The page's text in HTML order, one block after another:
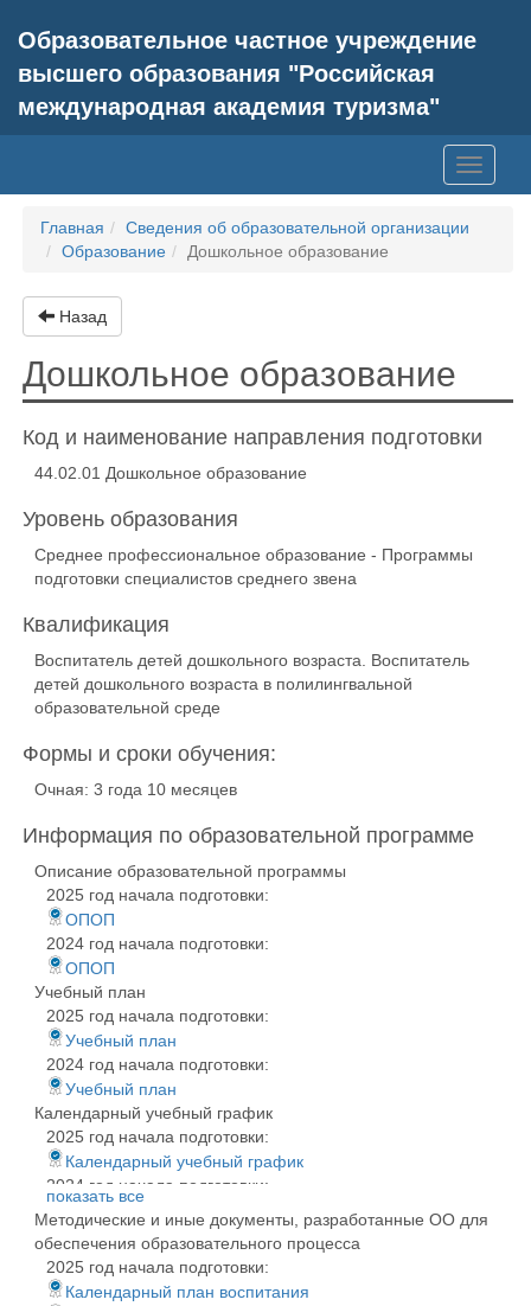
Образовательное частное учреждение
высшего образования "Российская
международная академия туризма"
Toggle
Главная
Сведения об образовательной организации
Образование
Дошкольное образование
Назад
Дошкольное образование
Код и наименование направления подготовки
44.02.01 Дошкольное образование
Уровень образования
Среднее профессиональное образование - Программы
подготовки специалистов среднего звена
Квалификация
Воспитатель детей дошкольного возраста. Воспитатель
детей дошкольного возраста в полилингвальной
образовательной среде
Формы и сроки обучения:
Очная: 3 года 10 месяцев
Информация по образовательной программе
Описание образовательной программы
2025 год начала подготовки:
ОПОП
2024 год начала подготовки:
ОПОП
Учебный план
2025 год начала подготовки:
Учебный план
2024 год начала подготовки:
Учебный план
Календарный учебный график
2025 год начала подготовки:
Календарный учебный график
2024 год начала подготовки:
показать все
Методические и иные документы, разработанные ОО для
обеспечения образовательного процесса
2025 год начала подготовки:
Календарный план воспитания